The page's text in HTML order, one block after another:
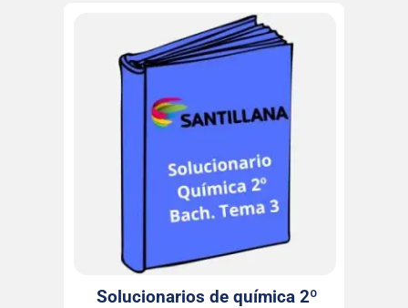
Solucionarios de química 2º